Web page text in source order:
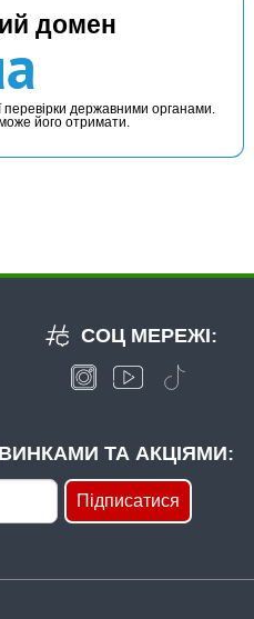
домен
перевірки державними органами.
його отримати.
ТА АКЦІЯМИ:
Підписатися
СОЦ МЕРЕЖІ: